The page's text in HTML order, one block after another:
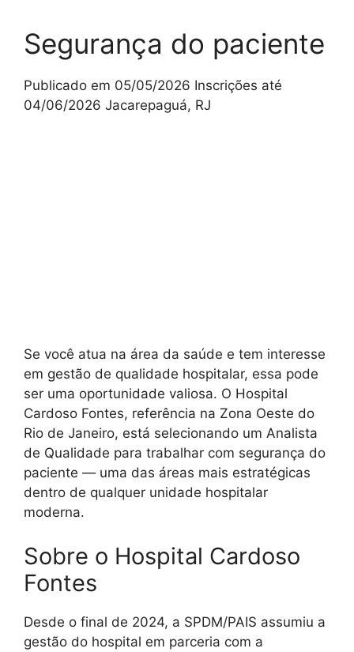
Segurança do paciente
Publicado em 05/05/2026 Inscrições até
04/06/2026 Jacarepaguá, RJ
Se você atua na área da saúde e tem interesse
em gestão de qualidade hospitalar, essa pode
ser uma oportunidade valiosa. O Hospital
Cardoso Fontes, referência na Zona Oeste do
Rio de Janeiro, está selecionando um Analista
de Qualidade para trabalhar com segurança do
paciente — uma das áreas mais estratégicas
dentro de qualquer unidade hospitalar
moderna.
Sobre o Hospital Cardoso
Fontes
Desde o final de 2024, a SPDM/PAIS assumiu a
gestão do hospital em parceria com a